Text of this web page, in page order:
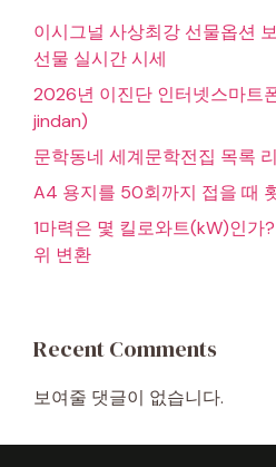
이시그널 사상최강 선물옵션
선물 실시간 시세
2026년 이진단 인터넷스마트
jindan)
문학동네 세계문학전집 목록
A4 용지를 50회까지 접을 때
1마력은 몇 킬로와트(kW)인가
위 변환
Recent Comments
보여줄 댓글이 없습니다.